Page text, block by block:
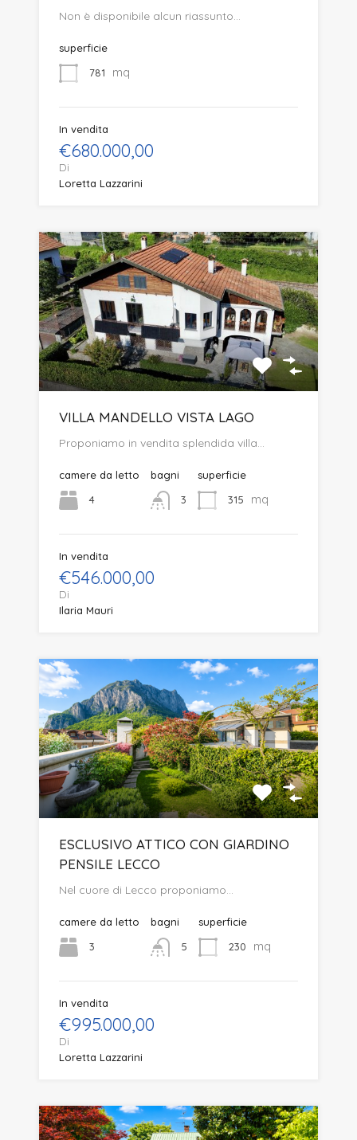
Non è disponibile alcun riassunto…
superficie
781
mq
In vendita
€680.000,00
Di
Loretta Lazzarini
VILLA MANDELLO VISTA LAGO
Proponiamo in vendita splendida villa…
camere da letto
4
bagni
3
superficie
315
mq
In vendita
€546.000,00
Di
Ilaria Mauri
ESCLUSIVO ATTICO CON GIARDINO
PENSILE LECCO
Nel cuore di Lecco proponiamo…
camere da letto
3
bagni
5
superficie
230
mq
In vendita
€995.000,00
Di
Loretta Lazzarini